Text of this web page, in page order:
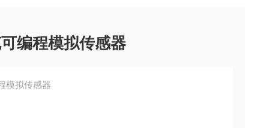
编程模拟传感器
模拟传感器